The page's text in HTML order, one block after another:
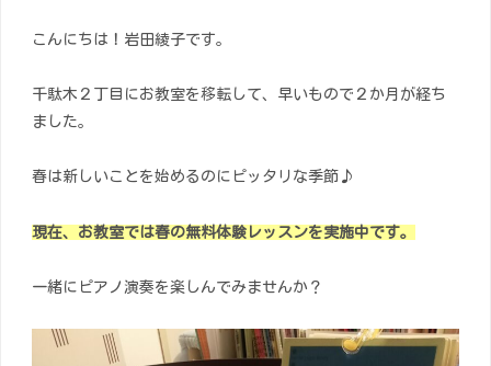
こんにちは！岩田綾子です。
千駄木２丁目にお教室を移転して、早いもので２か月が経ち
ました。
春は新しいことを始めるのにピッタリな季節♪
現在、お教室では春の無料体験レッスンを実施中です。
一緒にピアノ演奏を楽しんでみませんか？